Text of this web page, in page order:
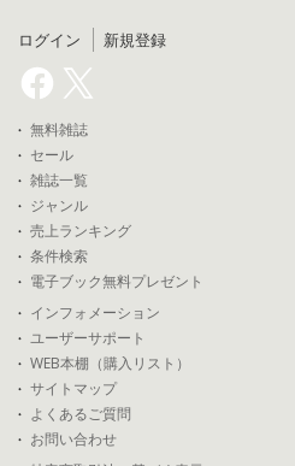
ログイン 新規登録
無料雑誌
セール
雑誌一覧
ジャンル
売上ランキング
条件検索
電子ブック無料プレゼント
インフォメーション
ユーザーサポート
WEB本棚（購入リスト）
サイトマップ
よくあるご質問
お問い合わせ